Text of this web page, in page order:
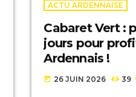
ACTU ARDENNAISE
Cabaret Vert :
jours pour
Ardennais !
today 26 JUIN 2026 39